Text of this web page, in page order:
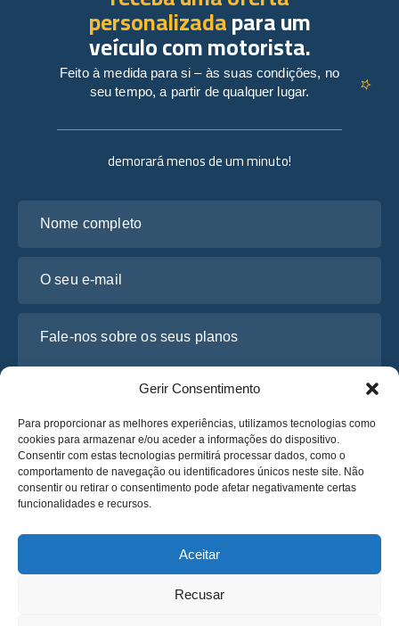
Gerir Consentimento
Para proporcionar as melhores experiências, utilizamos tecnologias como
cookies para armazenar e/ou aceder a informações do dispositivo.
Consentir com estas tecnologias permitirá processar dados, como o
comportamento de navegação ou identificadores únicos neste site. Não
consentir ou retirar o consentimento pode afetar negativamente certas
funcionalidades e recursos.
Aceitar
Recusar
demorará menos de um minuto!
Li e concordo com a
Obtenha um Orçamento
Obtenha um Orçamento
personalizadapara um
veículo com motorista.
Feito à medida para si – às suas condições, no
seu tempo, a partir de qualquer lugar.